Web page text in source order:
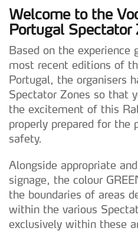
Welcome to the
Portugal Spectator
Based on the experience
most recent editions of
Portugal, the organisers
Spectator Zones so that
the excitement of this
properly prepared for the
safety.
Alongside appropriate
signage, the colour
the boundaries of areas
within the various
exclusively within these